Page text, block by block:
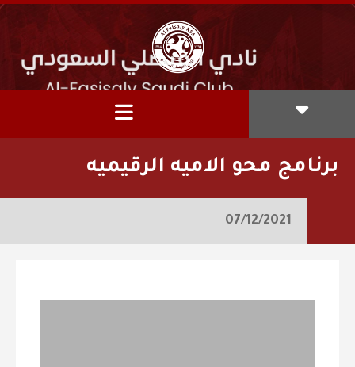
برنامج محو الاميه الرقيميه
07/12/2021